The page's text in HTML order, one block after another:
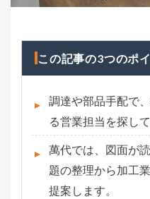
この記事の3つのポ
調達や部品手配で
る営業担当を探し
萬代では、図面が
題の整理から加工
提案します。